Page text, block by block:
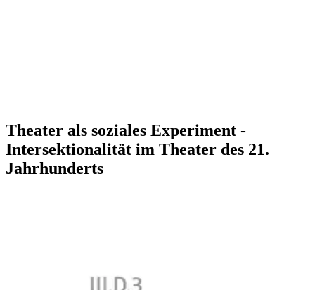
Theater als soziales Experiment -
Intersektionalität im Theater des 21.
Jahrhunderts